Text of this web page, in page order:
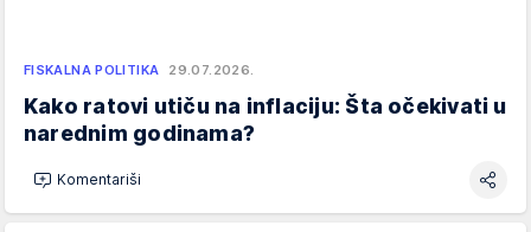
FISKALNA POLITIKA 29.07.2026.
Kako ratovi utiču na inflaciju: Šta očekivati u
narednim godinama?
Komentariši